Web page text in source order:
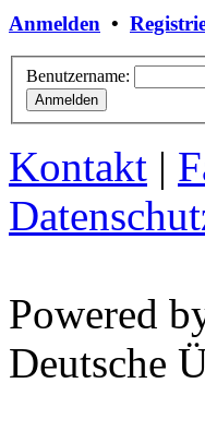
Anmelden •
Benutzername:
Kontakt |
Powered
Deutsche